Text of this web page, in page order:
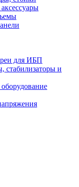
для ИБП
стабилизаторы и